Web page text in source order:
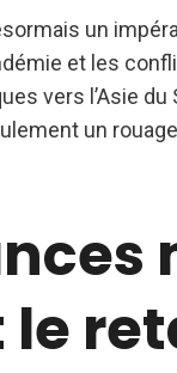
un
et les
vers l’Asie du
un